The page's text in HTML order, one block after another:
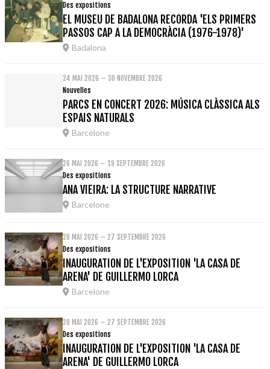
Des expositions
EL MUSEU DE BADALONA RECORDA 'ELS PRIMERS
PASSOS CAP A LA DEMOCRÀCIA (1976-1978)'
Badalona
24 MAI 2026 – 30 NOVEMBRE 2026
Nouvelles
PARCS EN CONCERT 2026: MÚSICA CLÀSSICA ALS
ESPAIS NATURALS
Barcelone
26 MAI 2026 – 19 SEPTEMBRE 2026
Des expositions
ANA VIEIRA: LA STRUCTURE NARRATIVE
Barcelone
28 MAI 2026 – 27 SEPTEMBRE 2026
Des expositions
INAUGURATION DE L'EXPOSITION 'LA CASA DE
ARENA' DE GUILLERMO LORCA
Barcelone
28 MAI 2026 – 27 SEPTEMBRE 2026
Des expositions
INAUGURATION DE L'EXPOSITION 'LA CASA DE
ARENA' DE GUILLERMO LORCA